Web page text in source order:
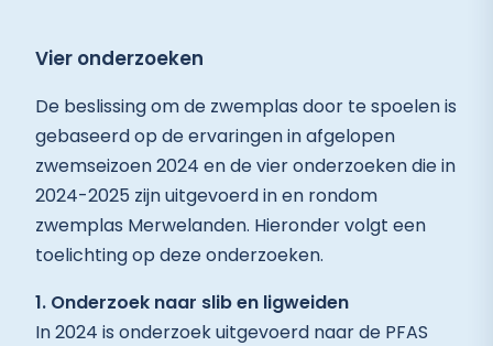
Vier onderzoeken
De beslissing om de zwemplas door te spoelen is
gebaseerd op de ervaringen in afgelopen
zwemseizoen 2024 en de vier onderzoeken die in
2024-2025 zijn uitgevoerd in en rondom
zwemplas Merwelanden. Hieronder volgt een
toelichting op deze onderzoeken.
1. Onderzoek naar slib en ligweiden
In 2024 is onderzoek uitgevoerd naar de PFAS